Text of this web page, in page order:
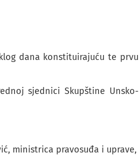
dana konstituirajuću te prvu
sjednici Skupštine Unsko-
ministrica pravosuđa i uprave,